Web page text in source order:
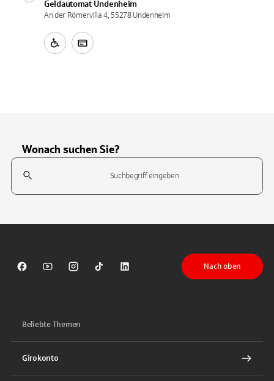
Geldautomat Undenheim
An der Römervilla 4, 55278 Undenheim
Wonach suchen Sie?
Suchfeld
Sparkasse auf Facebook
Sparkasse auf Youtube
Sparkasse auf Instagram
Sparkasse auf TikTok
Sparkasse auf LinkedIn
Nach oben
Beliebte Themen
Girokonto